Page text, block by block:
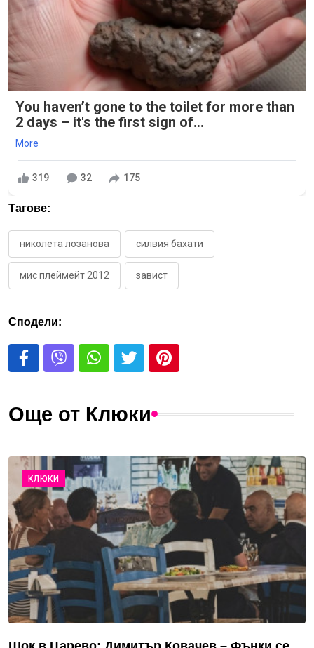
You haven’t gone to the toilet for more than
2 days – it's the first sign of...
More
319 32 175
Тагове:
николета лозанова силвия бахати
мис плеймейт 2012 завист
Сподели:
Още от Клюки
КЛЮКИ